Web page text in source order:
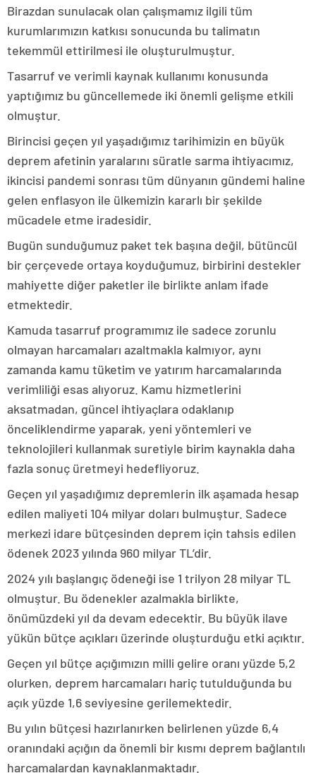
Birazdan sunulacak olan çalışmamız ilgili tüm
kurumlarımızın katkısı sonucunda bu talimatın
tekemmül ettirilmesi ile oluşturulmuştur.
Tasarruf ve verimli kaynak kullanımı konusunda
yaptığımız bu güncellemede iki önemli gelişme etkili
olmuştur.
Birincisi geçen yıl yaşadığımız tarihimizin en büyük
deprem afetinin yaralarını süratle sarma ihtiyacımız,
ikincisi pandemi sonrası tüm dünyanın gündemi haline
gelen enflasyon ile ülkemizin kararlı bir şekilde
mücadele etme iradesidir.
Bugün sunduğumuz paket tek başına değil, bütüncül
bir çerçevede ortaya koyduğumuz, birbirini destekler
mahiyette diğer paketler ile birlikte anlam ifade
etmektedir.
Kamuda tasarruf programımız ile sadece zorunlu
olmayan harcamaları azaltmakla kalmıyor, aynı
zamanda kamu tüketim ve yatırım harcamalarında
verimliliği esas alıyoruz. Kamu hizmetlerini
aksatmadan, güncel ihtiyaçlara odaklanıp
önceliklendirme yaparak, yeni yöntemleri ve
teknolojileri kullanmak suretiyle birim kaynakla daha
fazla sonuç üretmeyi hedefliyoruz.
Geçen yıl yaşadığımız depremlerin ilk aşamada hesap
edilen maliyeti 104 milyar doları bulmuştur. Sadece
merkezi idare bütçesinden deprem için tahsis edilen
ödenek 2023 yılında 960 milyar TL’dir.
2024 yılı başlangıç ödeneği ise 1 trilyon 28 milyar TL
olmuştur. Bu ödenekler azalmakla birlikte,
önümüzdeki yıl da devam edecektir. Bu büyük ilave
yükün bütçe açıkları üzerinde oluşturduğu etki açıktır.
Geçen yıl bütçe açığımızın milli gelire oranı yüzde 5,2
olurken, deprem harcamaları hariç tutulduğunda bu
açık yüzde 1,6 seviyesine gerilemektedir.
Bu yılın bütçesi hazırlanırken belirlenen yüzde 6,4
oranındaki açığın da önemli bir kısmı deprem bağlantılı
harcamalardan kaynaklanmaktadır.